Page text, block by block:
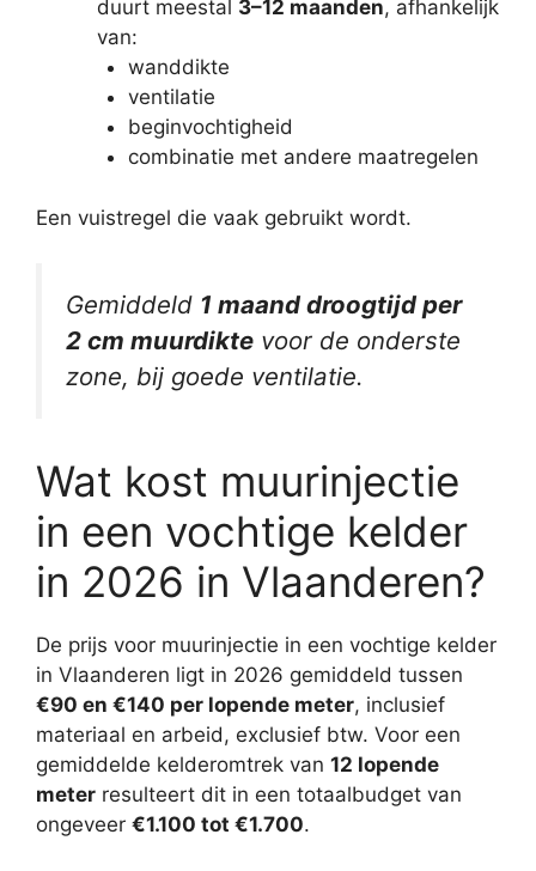
duurt meestal 3–12 maanden, afhankelijk
van:
wanddikte
ventilatie
beginvochtigheid
combinatie met andere maatregelen
Een vuistregel die vaak gebruikt wordt.
Gemiddeld 1 maand droogtijd per
2 cm muurdikte voor de onderste
zone, bij goede ventilatie.
Wat kost muurinjectie
in een vochtige kelder
in 2026 in Vlaanderen?
De prijs voor muurinjectie in een vochtige kelder
in Vlaanderen ligt in 2026 gemiddeld tussen
€90 en €140 per lopende meter, inclusief
materiaal en arbeid, exclusief btw. Voor een
gemiddelde kelderomtrek van 12 lopende
meter resulteert dit in een totaalbudget van
ongeveer €1.100 tot €1.700.